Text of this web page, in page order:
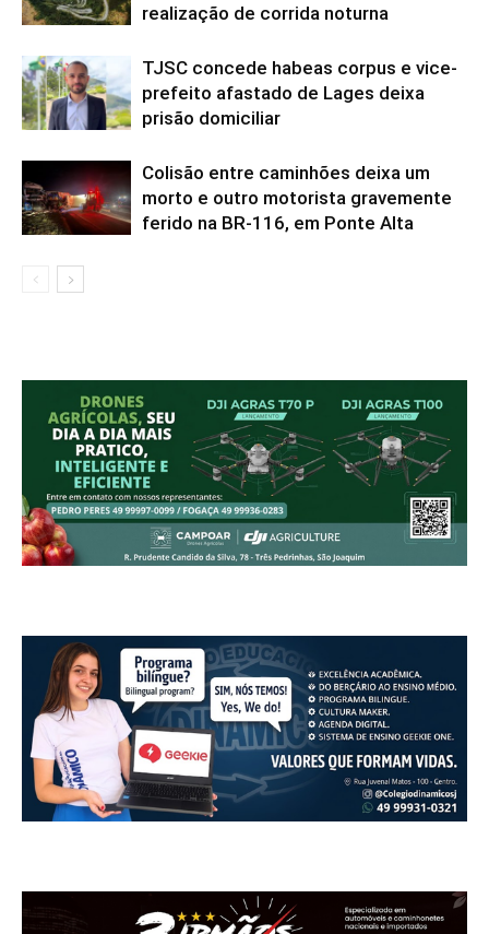
realização de corrida noturna
TJSC concede habeas corpus e vice-
prefeito afastado de Lages deixa
prisão domiciliar
Colisão entre caminhões deixa um
morto e outro motorista gravemente
ferido na BR-116, em Ponte Alta